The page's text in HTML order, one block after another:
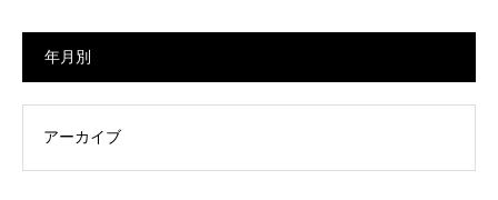
年月別